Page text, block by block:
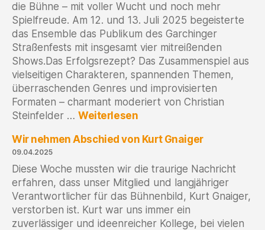
die Bühne – mit voller Wucht und noch mehr
Spielfreude. Am 12. und 13. Juli 2025 begeisterte
das Ensemble das Publikum des Garchinger
Straßenfests mit insgesamt vier mitreißenden
Shows.Das Erfolgsrezept? Das Zusammenspiel aus
vielseitigen Charakteren, spannenden Themen,
überraschenden Genres und improvisierten
Formaten – charmant moderiert von Christian
Steinfelder … Weiterlesen:
Masterclass
Garching
und
macht
weiter!
Wir nehmen Abschied von Kurt Gnaiger
09.04.2025
Diese Woche mussten wir die traurige Nachricht
erfahren, dass unser Mitglied und langjähriger
Verantwortlicher für das Bühnenbild, Kurt Gnaiger,
verstorben ist. Kurt war uns immer ein
zuverlässiger und ideenreicher Kollege, bei vielen